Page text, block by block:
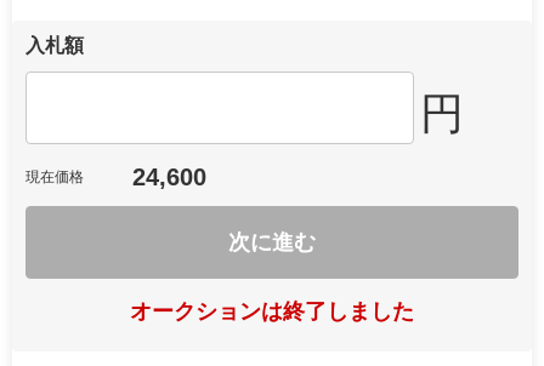
入札額
円
現在価格 24,600
次に進む
オークションは終了しました